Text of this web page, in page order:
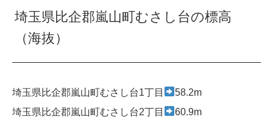
埼玉県比企郡嵐山町むさし台の標高
（海抜）
埼玉県比企郡嵐山町むさし台1丁目
58.2m
埼玉県比企郡嵐山町むさし台2丁目
60.9m